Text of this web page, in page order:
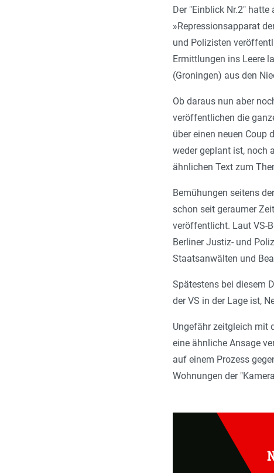
Der "Einblick Nr.2"
»Repressionsapparat
und Polizisten
Ermittlungen ins Leere
(Groningen) aus den
Ob daraus nun aber
veröffentlichen die
über einen neuen Coup
weder geplant ist, noch
ähnlichen Text zum
Bemühungen seitens
schon seit geraumer
veröffentlicht. Laut VS-
Berliner Justiz- und
Staatsanwälten und
Spätestens bei diesem
der VS in der Lage ist,
Ungefähr zeitgleich mit
eine ähnliche Ansage
auf einem Prozess
Wohnungen der